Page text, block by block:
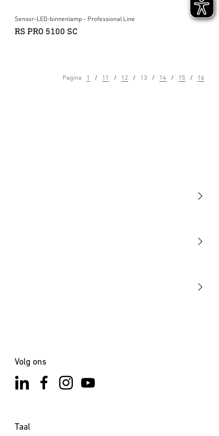
Sensor-LED-binnenlamp - Professional Line
RS PRO 5100 SC
Pagina 1 11 12 13 14 15 16
Volg ons
Taal